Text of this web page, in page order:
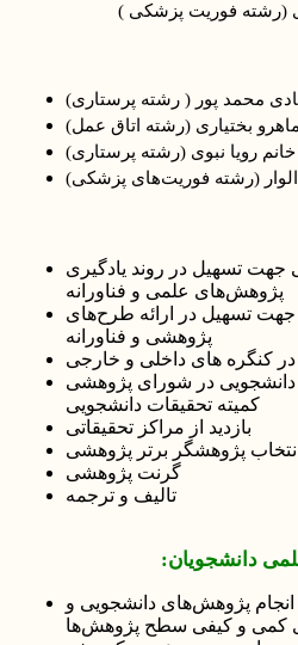
(رشته فوریت پزشکی )
محمد پور ( رشته پرستاری)
بختیاری (رشته اتاق عمل)
خانم رویا نبوی (رشته پرستاری)
(رشته فوریت‌های پزشکی)
جهت تسهیل در روند یادگیری
پژوهش‌های علمی و فناورانه
جهت تسهیل در ارائه طرح­‌های
در شورای پژوهشی
کمیته تحقیقات دانشجویی
بازدید از مراکز تحقیقاتی
انتخاب پژوهشگر برتر پژوهشی
گرنت پژوهشی
تالیف و ترجمه
دانشجویان:
پژوهش‌های دانشجویی و
کمی و کیفی سطح پژوهش‌ها